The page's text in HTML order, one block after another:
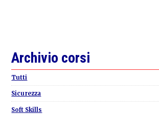
Primary
Sidebar
Archivio corsi
Tutti
Sicurezza
Soft Skills